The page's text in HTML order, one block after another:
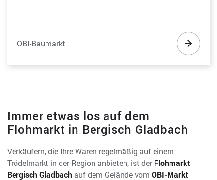
OBI-Baumarkt
Immer etwas los auf dem
Flohmarkt in Bergisch Gladbach
Verkäufern, die Ihre Waren regelmäßig auf einem
Trödelmarkt in der Region anbieten, ist derFlohmarkt
Bergisch Gladbach auf dem Gelände vom OBI-Markt